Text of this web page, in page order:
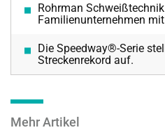
Rohrman
Familienunternehmen
Die Speedway®-Serie
Streckenrekord auf.
Mehr Artikel